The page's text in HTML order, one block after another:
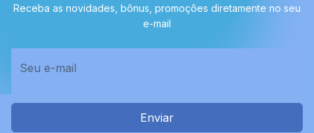
Receba as novidades, bônus, promoções diretamente no seu
e-mail
Enviar